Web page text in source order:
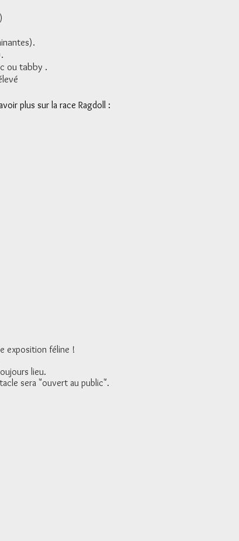
ou tabby .
plus sur la race Ragdoll :
exposition féline !
lieu.
sera "ouvert au public".